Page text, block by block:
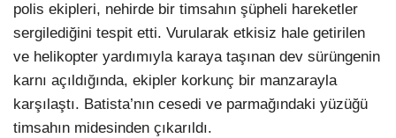
polis ekipleri, nehirde bir timsahın şüpheli hareketler
sergilediğini tespit etti. Vurularak etkisiz hale getirilen
ve helikopter yardımıyla karaya taşınan dev sürüngenin
karnı açıldığında, ekipler korkunç bir manzarayla
karşılaştı. Batista’nın cesedi ve parmağındaki yüzüğü
timsahın midesinden çıkarıldı.